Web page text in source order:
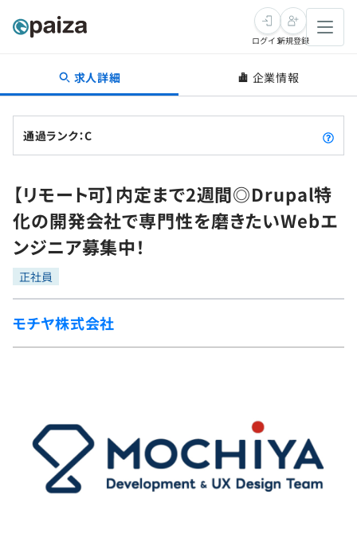
転職・キャリア
転職成功ガイド
転職エージェント
インタビュー
転職成功ガイド
新卒就活
求人検索
本選考
インターン
新卒エージェント
就活成功ガイド
学習
問題集
4択課題
プラン
個人向けプラン
プログラミング言語
ゲーム・マンガ
Tech Team Journal
note
paizaとは？
ログイン新規登録
求人詳細 企業情報
通過ランク：C
【リモート可】内定まで2週間◎Drupal特
化の開発会社で専門性を磨きたいWebエ
ンジニア募集中！
正社員
モチヤ株式会社